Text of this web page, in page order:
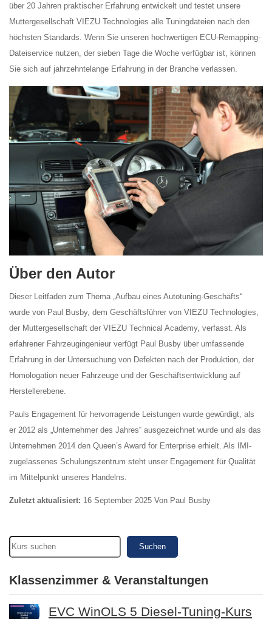
über 20 Jahren praktischer Erfahrung entwickelt und testet unsere
Muttergesellschaft VIEZU Technologies alle Tuningdateien nach den
höchsten Standards. Wenn Sie unseren hochwertigen ECU-Remapping-
Dateiservice nutzen, der sieben Tage die Woche verfügbar ist, können
Sie sich auf jahrzehntelange Erfahrung in der Branche verlassen.
Über den Autor
Dieser Leitfaden zum Thema „Aufbau eines Autotuning-Geschäfts“
wurde von Paul Busby, dem Geschäftsführer von VIEZU Technologies,
der Muttergesellschaft der VIEZU Technical Academy, verfasst. Als
erfahrener Fahrzeugingenieur verfügt Paul Busby über umfassende
Erfahrung in der Untersuchung von Defekten nach der Produktion, der
Homologation neuer Fahrzeuge und der Geschäftsentwicklung auf
Herstellerebene.
Pauls Engagement für hervorragende Leistungen wurde gewürdigt, als
er 2012 als „Unternehmer des Jahres“ ausgezeichnet wurde und als das
Unternehmen 2014 den Queen’s Award for Enterprise erhielt. Als IMI-
zugelassenes Schulungszentrum steht unser Engagement für Qualität
im Mittelpunkt unseres Handelns.
Zuletzt aktualisiert: 16 September 2025 Von Paul Busby
Suchen
Klassenzimmer & Veranstaltungen
EVC WinOLS 5 Diesel-Tuning-Kurs